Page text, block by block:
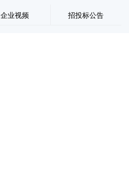
企业视频 招投标公告